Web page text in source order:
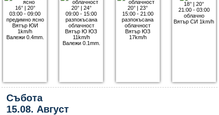
16°| 20°
03:00 - 09:00
предимно ясно
Вятър ЮИ
1km/h
Валежи 0.4mm.
20°| 24°
09:00 - 15:00
разпокъсана
облачност
Вятър Ю ЮЗ
11km/h
Валежи 0.1mm.
20° |23°
15:00 - 21:00
разпокъсана
облачност
Вятър ЮЗ
17km/h
18° |20°
21:00 - 03:00
облачно
Вятър СИ 1km/h
Събота
15.08. Август